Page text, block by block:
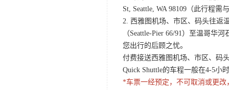
St, Seattle, WA 98109（此行程
2. 西雅图机场、市区、码头往返
（Seattle-Pier 66/91）至温哥华
您出行的后顾之忧。
付费接送西雅图机场、市区、码
Quick Shuttle的车程一般在4-5小
*车票一经预定，不可取消或更